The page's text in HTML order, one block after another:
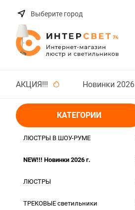
Выберите город
АКЦИЯ!!! Новинки 2026
КАТЕГОРИИ
ЛЮСТРЫ В ШОУ-РУМЕ
NEW!!! Новинки 2026 г.
ЛЮСТРЫ
ТРЕКОВЫЕ светильники